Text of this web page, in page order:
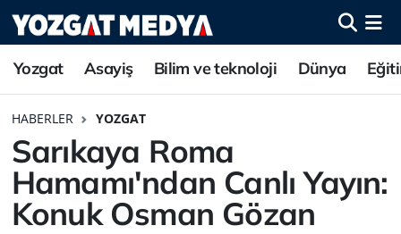
Yozgat Asayiş Bilim ve teknoloji Dünya
HABERLER YOZGAT
Sarıkaya Roma
Hamamı'ndan Canlı Yayın:
Konuk Osman Gözan